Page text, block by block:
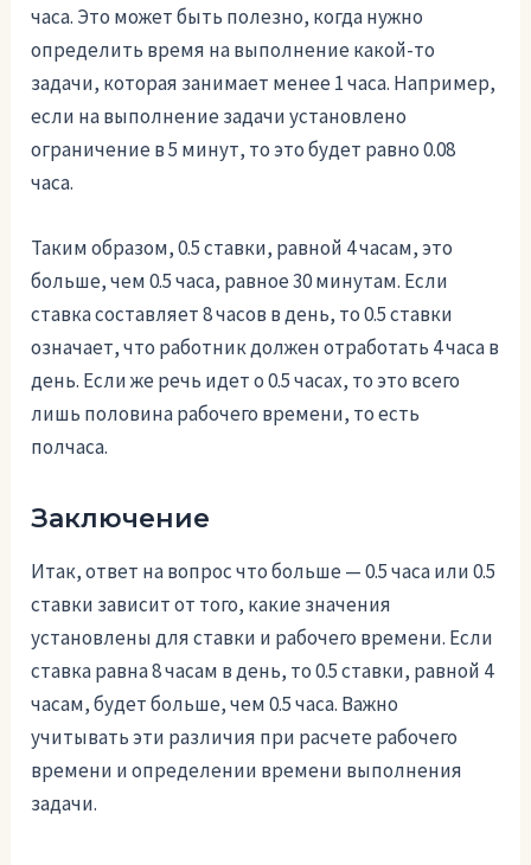
часа. Это может быть полезно, когда нужно
определить время на выполнение какой-то
задачи, которая занимает менее 1 часа. Например,
если на выполнение задачи установлено
ограничение в 5 минут, то это будет равно 0.08
часа.
Таким образом, 0.5 ставки, равной 4 часам, это
больше, чем 0.5 часа, равное 30 минутам. Если
ставка составляет 8 часов в день, то 0.5 ставки
означает, что работник должен отработать 4 часа в
день. Если же речь идет о 0.5 часах, то это всего
лишь половина рабочего времени, то есть
полчаса.
Заключение
Итак, ответ на вопрос что больше — 0.5 часа или 0.5
ставки зависит от того, какие значения
установлены для ставки и рабочего времени. Если
ставка равна 8 часам в день, то 0.5 ставки, равной 4
часам, будет больше, чем 0.5 часа. Важно
учитывать эти различия при расчете рабочего
времени и определении времени выполнения
задачи.